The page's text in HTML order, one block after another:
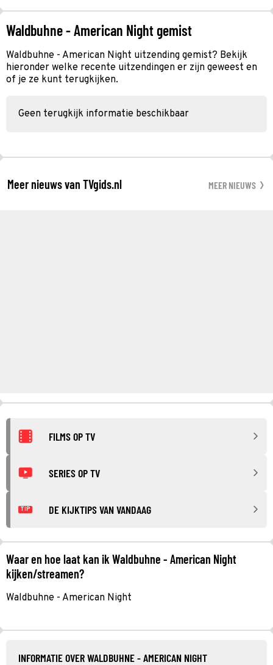
Waldbuhne - American Night gemist
Waldbuhne - American Night uitzending gemist? Bekijk
hieronder welke recente uitzendingen er zijn geweest en
of je ze kunt terugkijken.
Geen terugkijk informatie beschikbaar
Meer nieuws van TVgids.nl MEER NIEUWS
FILMS OP TV
SERIES OP TV
TIP DE KIJKTIPS VAN VANDAAG
Waar en hoe laat kan ik Waldbuhne - American Night
kijken/streamen?
Waldbuhne - American Night
INFORMATIE OVER WALDBUHNE - AMERICAN NIGHT